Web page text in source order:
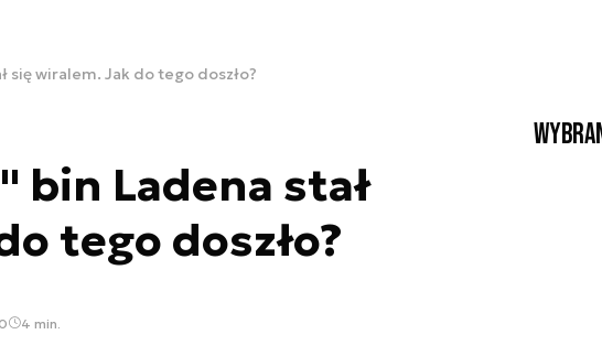
się wiralem. Jak do tego doszło?
bin Ladena stał
tego doszło?
4 min.